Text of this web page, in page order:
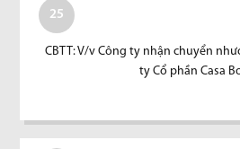
25
CBTT: V/v Công ty nhận chuyển
ty Cổ phần Casa